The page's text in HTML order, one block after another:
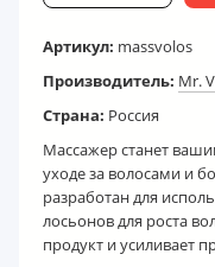
Артикул: massvolos
Производитель: Mr.
Страна: Россия
Массажер станет
уходе за волосами и
разработан для
лосьонов для роста
продукт и усиливает